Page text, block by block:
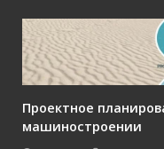
Проектное
машиностроении